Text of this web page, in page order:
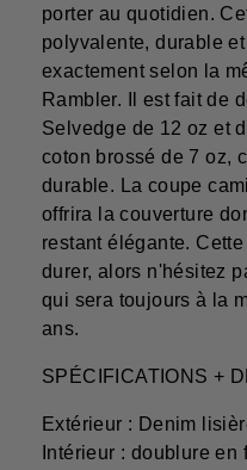
porter au quotidien.
polyvalente, durable
exactement selon la
Rambler. Il est fait de
Selvedge de 12 oz et
coton brossé de 7 oz,
durable. La coupe
offrira la couverture
restant élégante.
durer, alors n'hésitez
qui sera toujours à la
ans.
SPÉCIFICATIONS +
Extérieur : Denim
Intérieur : doublure